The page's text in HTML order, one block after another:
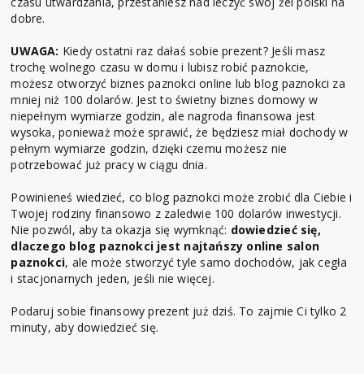
dobre.
UWAGA: Kiedy ostatni raz dałaś sobie prezent? Jeśli masz
trochę wolnego czasu w domu i lubisz robić paznokcie,
możesz otworzyć biznes paznokci online lub blog paznokci za
mniej niż 100 dolarów. Jest to świetny biznes domowy w
niepełnym wymiarze godzin, ale nagroda finansowa jest
wysoka, ponieważ może sprawić, że będziesz miał dochody w
pełnym wymiarze godzin, dzięki czemu możesz nie
potrzebować już pracy w ciągu dnia.
Powinieneś wiedzieć, co blog paznokci może zrobić dla Ciebie i
Twojej rodziny finansowo z zaledwie 100 dolarów inwestycji.
Nie pozwól, aby ta okazja się wymknąć: dowiedzieć się,
dlaczego blog paznokci jest najtańszy online salon
paznokci, ale może stworzyć tyle samo dochodów, jak cegła
i stacjonarnych jeden, jeśli nie więcej.
Podaruj sobie finansowy prezent już dziś. To zajmie Ci tylko 2
minuty, aby dowiedzieć się.